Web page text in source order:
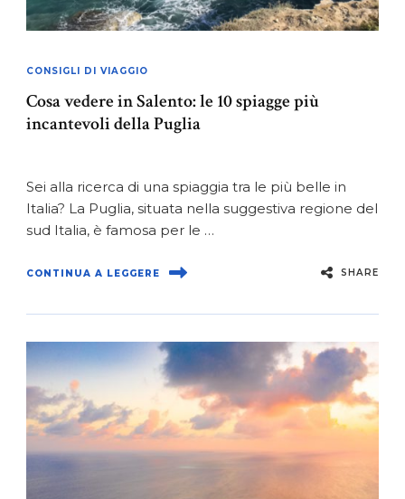
CONSIGLI DI VIAGGIO
Cosa vedere in Salento: le 10 spiagge più
incantevoli della Puglia
Sei alla ricerca di una spiaggia tra le più belle in
Italia? La Puglia, situata nella suggestiva regione del
sud Italia, è famosa per le …
CONTINUA A LEGGERE SHARE